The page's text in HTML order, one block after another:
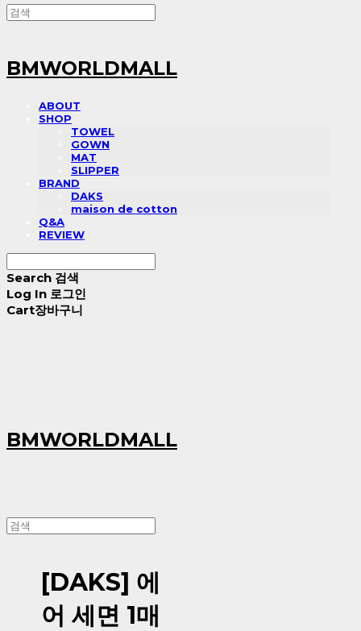
BMWORLDMALL
ABOUT
SHOP
TOWEL
GOWN
MAT
SLIPPER
BRAND
DAKS
maison de cotton
Q&A
REVIEW
Search 검색
Log In 로그인
Cart장바구니
BMWORLDMALL
[DAKS] 에
어 세면 1매